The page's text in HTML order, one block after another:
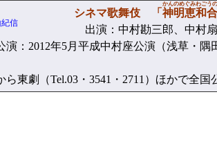
信
シネマ歌舞伎 「 神明恵和
かんのめぐみわごう
出演：中村勘三郎、中村
演：2012年5月平成中村座公演（浅草・
東劇（Tel.03・3541・2711）ほかで全国